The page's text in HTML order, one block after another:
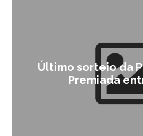
Último sorteio da
Premiada